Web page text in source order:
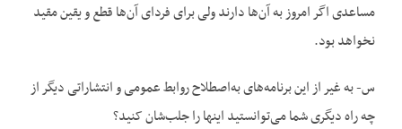
مساعدی اگر امروز به آن‌ها دارند ولی برای فردای آن‌ها قطع و یقین مقید
نخواهد بود.
س- به غیر از این برنامه‌های به‌اصطلاح روابط عمومی و انتشاراتی دیگر از
چه راه دیگری شما می‌توانستید اینها را جلب‌شان کنید؟